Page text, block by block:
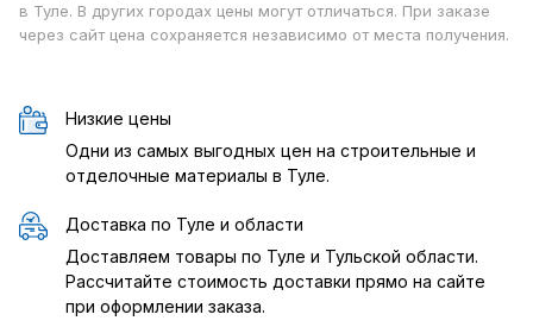
в Туле. В других городах цены могут отличаться. При заказе
через сайт цена сохраняется независимо от места получения.
Низкие цены
Одни из самых выгодных цен на строительные и
отделочные материалы в Туле.
Доставка по Туле и области
Доставляем товары по Туле и Тульской области.
Рассчитайте стоимость доставки прямо на сайте
при оформлении заказа.